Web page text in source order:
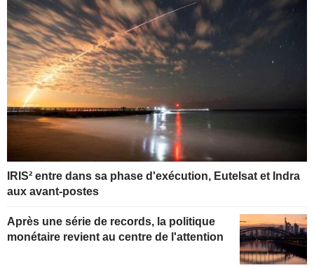
IRIS² entre dans sa phase d'exécution, Eutelsat et Indra
aux avant-postes
Après une série de records, la politique
monétaire revient au centre de l'attention